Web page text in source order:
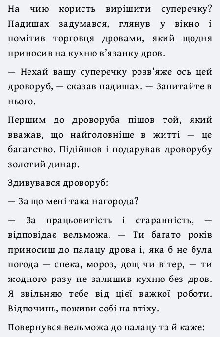
На чию користь вирішити суперечку?
Падишах задумався, глянув у вікно і
помітив торговця дровами, який щодня
приносив на кухню в’язанку дров.
— Нехай вашу суперечку розв’яже ось цей
дроворуб, — сказав падишах. — Запитайте в
нього.
Першим до дроворуба пішов той, який
вважав, що найголовніше в житті — це
багатство. Підійшов і подарував дроворубу
золотий динар.
Здивувався дроворуб:
— За що мені така нагорода?
— За працьовитість і старанність, —
відповідає вельможа. — Ти багато років
приносиш до палацу дрова і, яка б не була
погода — спека, мороз, дощ чи вітер, — ти
жодного разу не залишив кухню без дров.
Я звільняю тебе від цієї важкої роботи.
Відпочинь, поживи собі на втіху.
Повернувся вельможа до палацу та й каже: